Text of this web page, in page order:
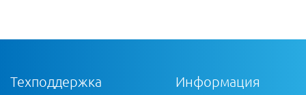
Техподдержка Информация